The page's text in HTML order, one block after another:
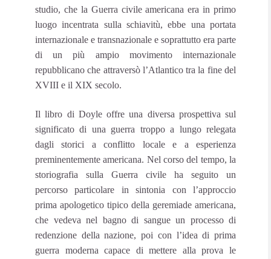
studio, che la Guerra civile americana era in primo
luogo incentrata sulla schiavitù, ebbe una portata
internazionale e transnazionale e soprattutto era parte
di un più ampio movimento internazionale
repubblicano che attraversò l’Atlantico tra la fine del
XVIII e il XIX secolo.
Il libro di Doyle offre una diversa prospettiva sul
significato di una guerra troppo a lungo relegata
dagli storici a conflitto locale e a esperienza
preminentemente americana. Nel corso del tempo, la
storiografia sulla Guerra civile ha seguito un
percorso particolare in sintonia con l’approccio
prima apologetico tipico della geremiade americana,
che vedeva nel bagno di sangue un processo di
redenzione della nazione, poi con l’idea di prima
guerra moderna capace di mettere alla prova le